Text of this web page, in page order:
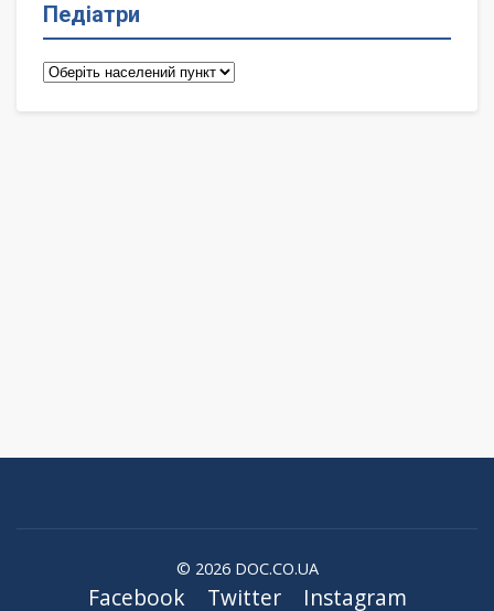
Педіатри
Педіатри
© 2026 DOC.CO.UA
Facebook Twitter Instagram